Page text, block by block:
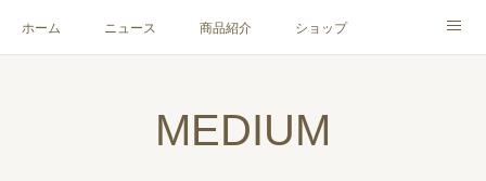
ホーム ニュース 商品紹介 ショップ
MEDIUM